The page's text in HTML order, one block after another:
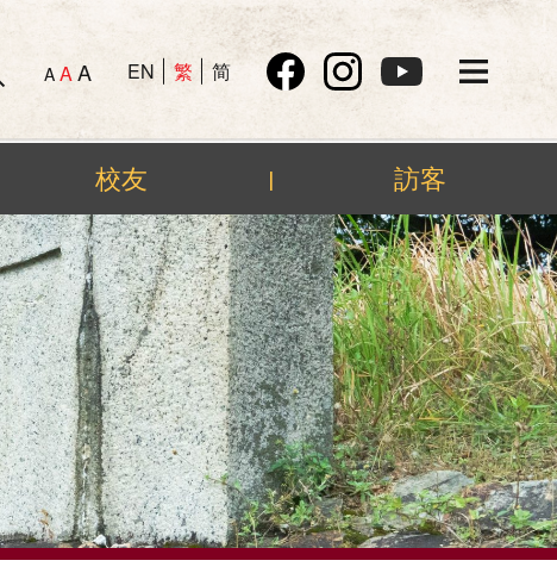
A AA EN 繁 简
校友 | 訪客